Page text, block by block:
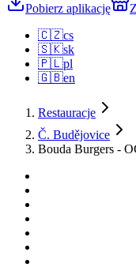
Pobierz aplikację
🇨🇿cs
🇸🇰sk
🇵🇱pl
🇬🇧en
Restauracje
Č. Budějovice
Bouda Burgers -